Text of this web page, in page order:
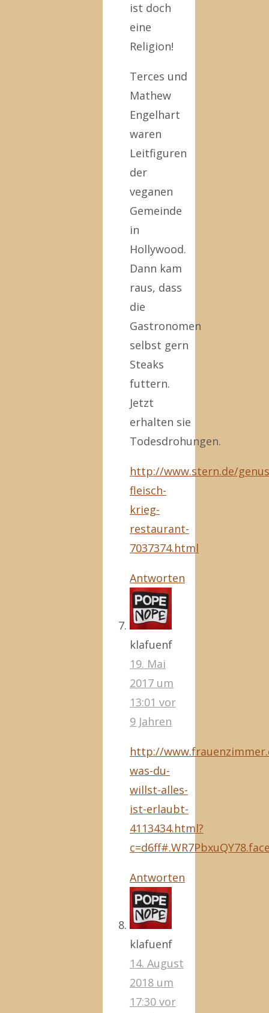
ist doch
eine
Religion!
Terces und
Mathew
Engelhart
waren
Leitfiguren
der
veganen
Gemeinde
in
Hollywood.
Dann kam
raus, dass
die
Gastronomen
selbst gern
Steaks
futtern.
Jetzt
erhalten sie
Todesdrohungen.
http://www.stern.de/
fleisch-
krieg-
restaurant-
7037374.html
Antworten
klafuenf
19. Mai
2017 um
13:01 vor
9 Jahren
http://
was-du-
willst-alles-
ist-erlaubt-
4113434.html?
Antworten
klafuenf
14. August
2018 um
17:30 vor